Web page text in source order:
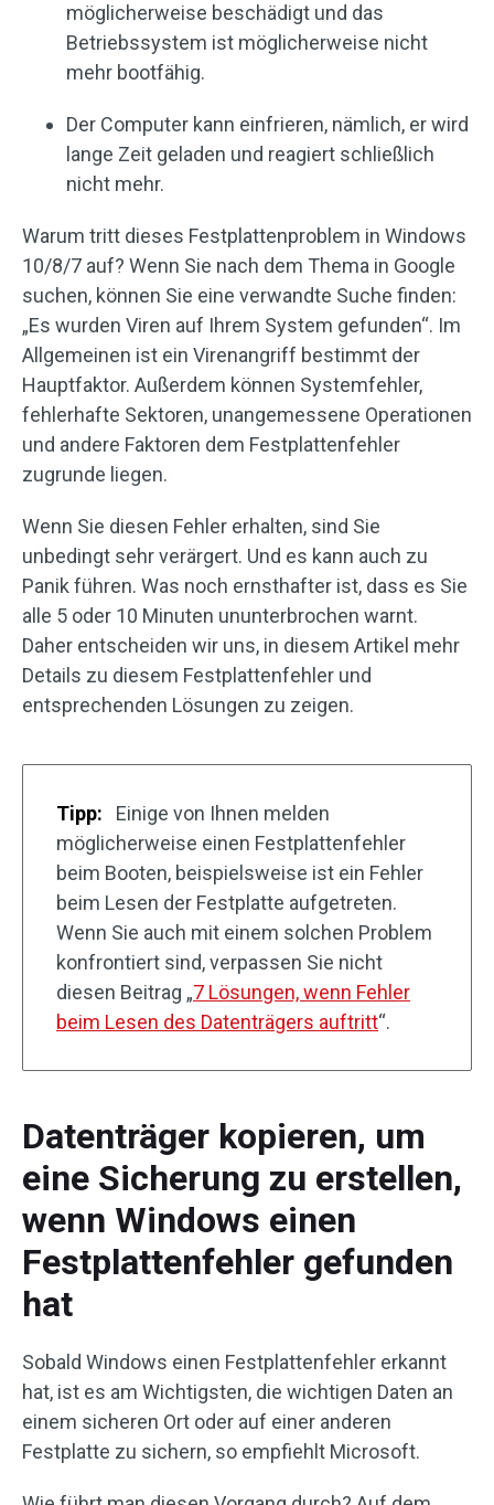
möglicherweise beschädigt und das
Betriebssystem ist möglicherweise nicht
mehr bootfähig.
Der Computer kann einfrieren, nämlich, er wird
lange Zeit geladen und reagiert schließlich
nicht mehr.
Warum tritt dieses Festplattenproblem in Windows
10/8/7 auf? Wenn Sie nach dem Thema in Google
suchen, können Sie eine verwandte Suche finden:
„Es wurden Viren auf Ihrem System gefunden“. Im
Allgemeinen ist ein Virenangriff bestimmt der
Hauptfaktor. Außerdem können Systemfehler,
fehlerhafte Sektoren, unangemessene Operationen
und andere Faktoren dem Festplattenfehler
zugrunde liegen.
Wenn Sie diesen Fehler erhalten, sind Sie
unbedingt sehr verärgert. Und es kann auch zu
Panik führen. Was noch ernsthafter ist, dass es Sie
alle 5 oder 10 Minuten ununterbrochen warnt.
Daher entscheiden wir uns, in diesem Artikel mehr
Details zu diesem Festplattenfehler und
entsprechenden Lösungen zu zeigen.
Tipp:
Einige von Ihnen melden
möglicherweise einen Festplattenfehler
beim Booten, beispielsweise ist ein Fehler
beim Lesen der Festplatte aufgetreten.
Wenn Sie auch mit einem solchen Problem
konfrontiert sind, verpassen Sie nicht
diesen Beitrag „7 Lösungen, wenn Fehler
beim Lesen des Datenträgers auftritt“.
Datenträger kopieren, um
eine Sicherung zu erstellen,
wenn Windows einen
Festplattenfehler gefunden
hat
Sobald Windows einen Festplattenfehler erkannt
hat, ist es am Wichtigsten, die wichtigen Daten an
einem sicheren Ort oder auf einer anderen
Festplatte zu sichern, so empfiehlt Microsoft.